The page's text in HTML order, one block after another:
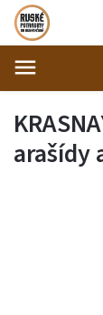
arašídy